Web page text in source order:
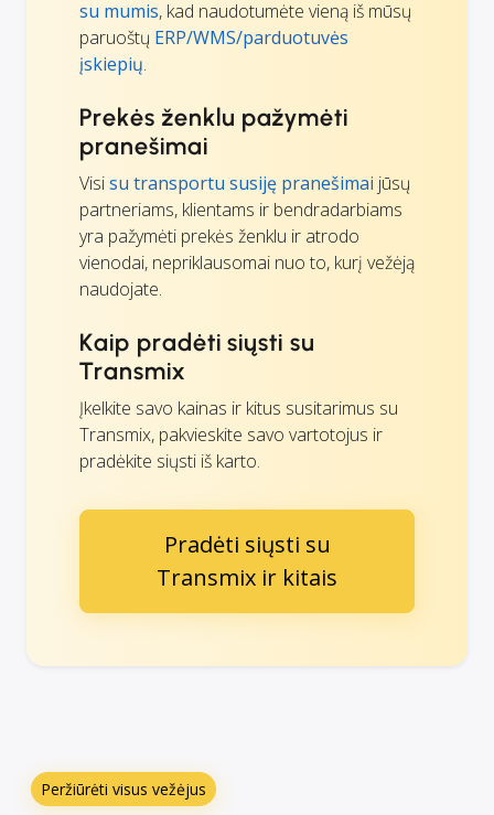
su mumis, kad naudotumėte vieną iš mūsų
paruoštų ERP/WMS/parduotuvės
įskiepių.
Prekės ženklu pažymėti
pranešimai
Visisu transportu susiję pranešimai jūsų
partneriams, klientams ir bendradarbiams
yra pažymėti prekės ženklu ir atrodo
vienodai, nepriklausomai nuo to, kurį vežėją
naudojate.
Kaip pradėti siųsti su
Transmix
Įkelkite savo kainas ir kitus susitarimus su
Transmix, pakvieskite savo vartotojus ir
pradėkite siųsti iš karto.
Pradėti siųsti su
Transmix ir kitais
Peržiūrėti visus vežėjus